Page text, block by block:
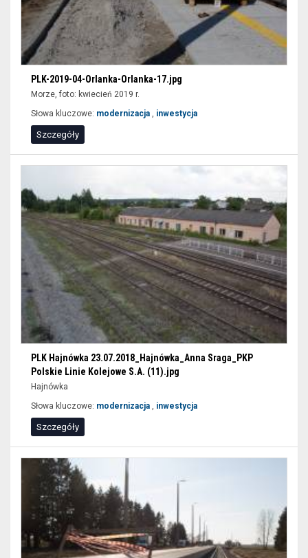
PLK-2019-04-Orlanka-Orlanka-17.jpg
Morze, foto: kwiecień 2019 r.
Słowa kluczowe: modernizacja , inwestycja
Szczegóły
PLK Hajnówka 23.07.2018_Hajnówka_Anna Sraga_PKP
Polskie Linie Kolejowe S.A. (11).jpg
Hajnówka
Słowa kluczowe: modernizacja inwestycja
Szczegóły